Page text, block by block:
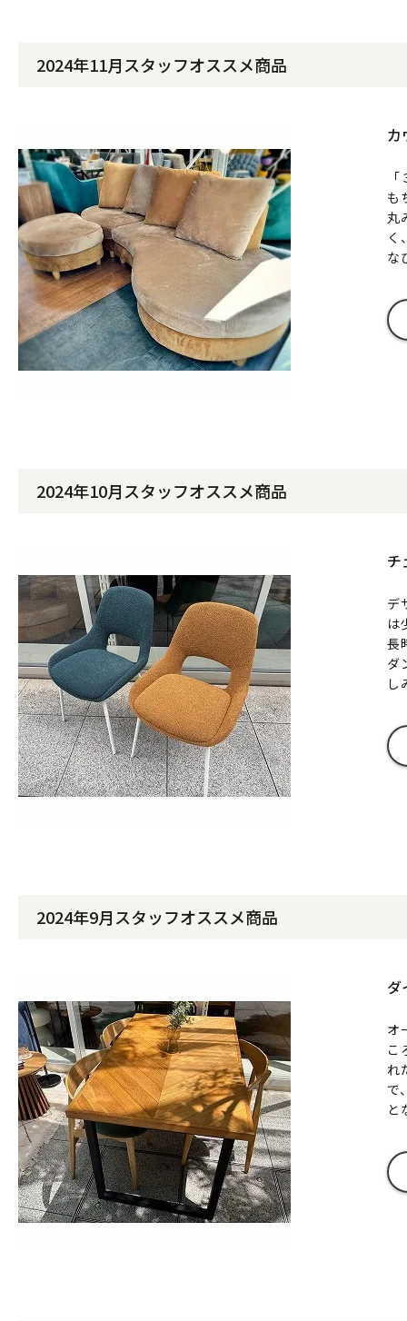
2024年11月スタッフオススメ商品
カ
も
丸
く
な
2024年10月スタッフオススメ商品
デ
は
長
ダ
し
2024年9月スタッフオススメ商品
ダ
オ
こ
れ
で
と